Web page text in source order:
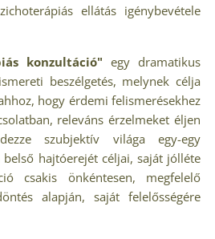
ellátás igénybevétele
konzultáció" egy dramatikus
beszélgetés, melynek célja
hogy érdemi felismerésekhez
releváns érzelmeket éljen
szubjektív világa egy-egy
hajtóerejét céljai, saját jólléte
csakis önkéntesen, megfelelő
alapján, saját felelősségére